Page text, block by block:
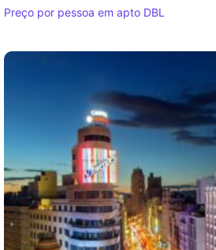
Preço por pessoa em apto DBL